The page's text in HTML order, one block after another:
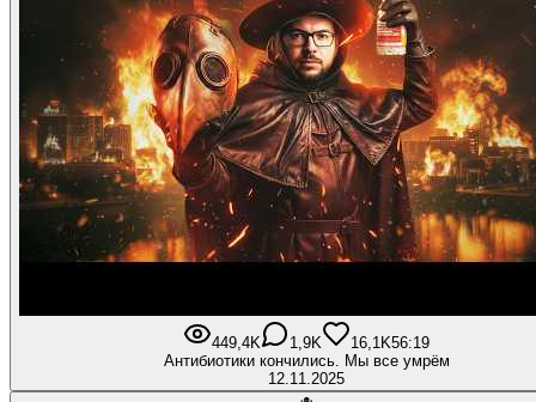
449,4K 1,9K 16,1K56:19
Антибиотики кончились. Мы все умрём
12.11.2025